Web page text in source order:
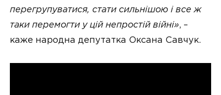
перегрупуватися, стати сильнішою і все ж
таки перемогти у цій непростій війні», –
каже народна депутатка Оксана Савчук.